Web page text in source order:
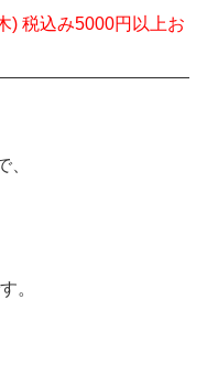
) 税込み5000円以上お
、
。